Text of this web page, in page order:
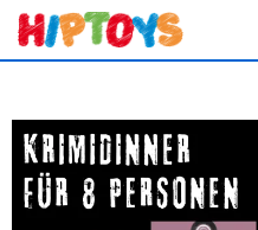
Zum
Inhalt